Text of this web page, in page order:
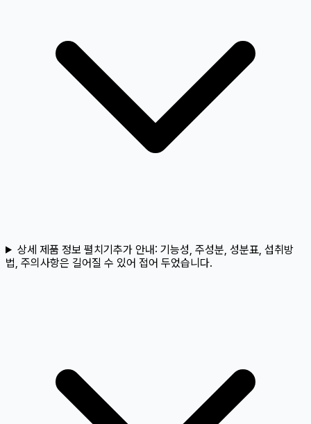
상세 제품 정보 펼치기추가 안내: 기능성, 주성분, 성분표, 섭취방
법, 주의사항은 길어질 수 있어 접어 두었습니다.